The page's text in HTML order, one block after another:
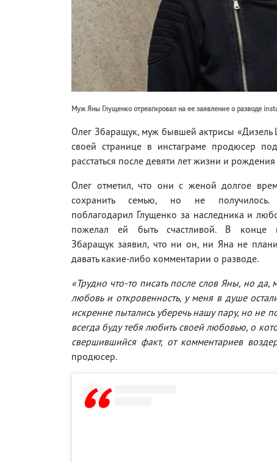
Муж Яны Глущенко отреагировал на ее заявление о разводе
Олег Збаращук, муж бывшей актрисы «Дизель
своей странице в инстаграме продюсер
расстаться после девяти лет жизни и
Олег отметил, что они с женой долгое
сохранить семью, но не получилось.
поблагодарил Глущенко за наследника и
пожелал ей быть счастливой. В конце
Збаращук заявил, что ни он, ни Яна не
давать какие-либо комментарии о разводе.
«Трудно что-то писать после слов Яны, но да,
любовь и откровенность, у меня в душе
искренне пытались уберечь нашу пару, но не
всегда буду тебя любить своей любовью, о
свершившийся факт, от комментариев
продюсер.